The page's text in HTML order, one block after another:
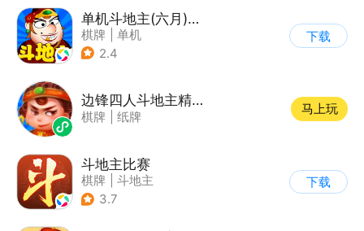
单机斗地主(六月)边锋精简版
棋牌
单机
2.4
下载
边锋四人斗地主精简版
棋牌 纸牌
马上玩
斗地主比赛
棋牌
斗地主
3.7
下载